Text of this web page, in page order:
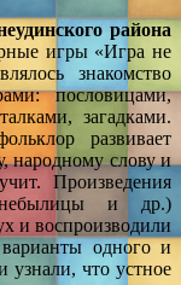
района
игры «Игра не
знакомство
пословицами,
загадками.
развивает
народному слову и
Произведения
небылицы и др.)
и воспроизводили
одного и
узнали, что устное